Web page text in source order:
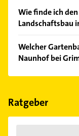
Wie finde ich
Landschaftsbau
Empfehlungen.
einfach nach
Welcher
Naunhof bei
Im Anbieter-
Feiertagen
Ratgeber